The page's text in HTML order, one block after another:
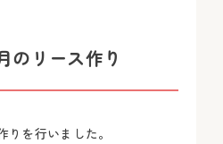
リース作り
を行いました。